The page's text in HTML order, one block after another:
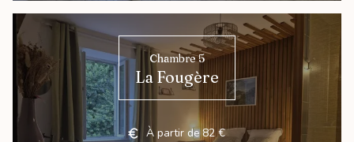
Chambre 5
La Fougère
À partir de 82 €